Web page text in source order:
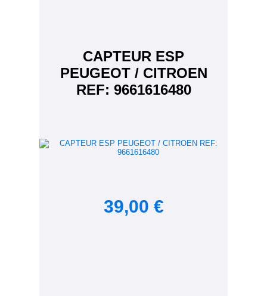
CAPTEUR ESP
PEUGEOT / CITROEN
REF: 9661616480
39,00 €